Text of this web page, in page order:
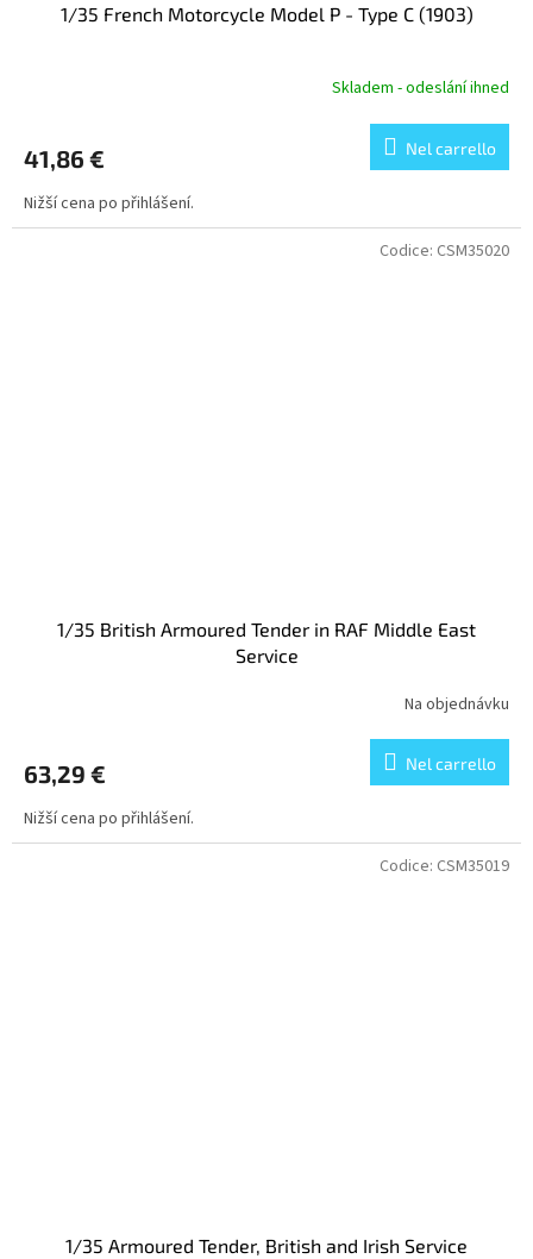
1/35 French Motorcycle Model P - Type C (1903)
Skladem - odeslání ihned
41,86 € Nel carrello
Nižší cena po přihlášení.
1/35 British Armoured Tender in RAF Middle East
Service
Na objednávku
63,29 € Nel carrello
Nižší cena po přihlášení.
Codice: CSM35020
1/35 Armoured Tender, British and Irish Service
Codice: CSM35019